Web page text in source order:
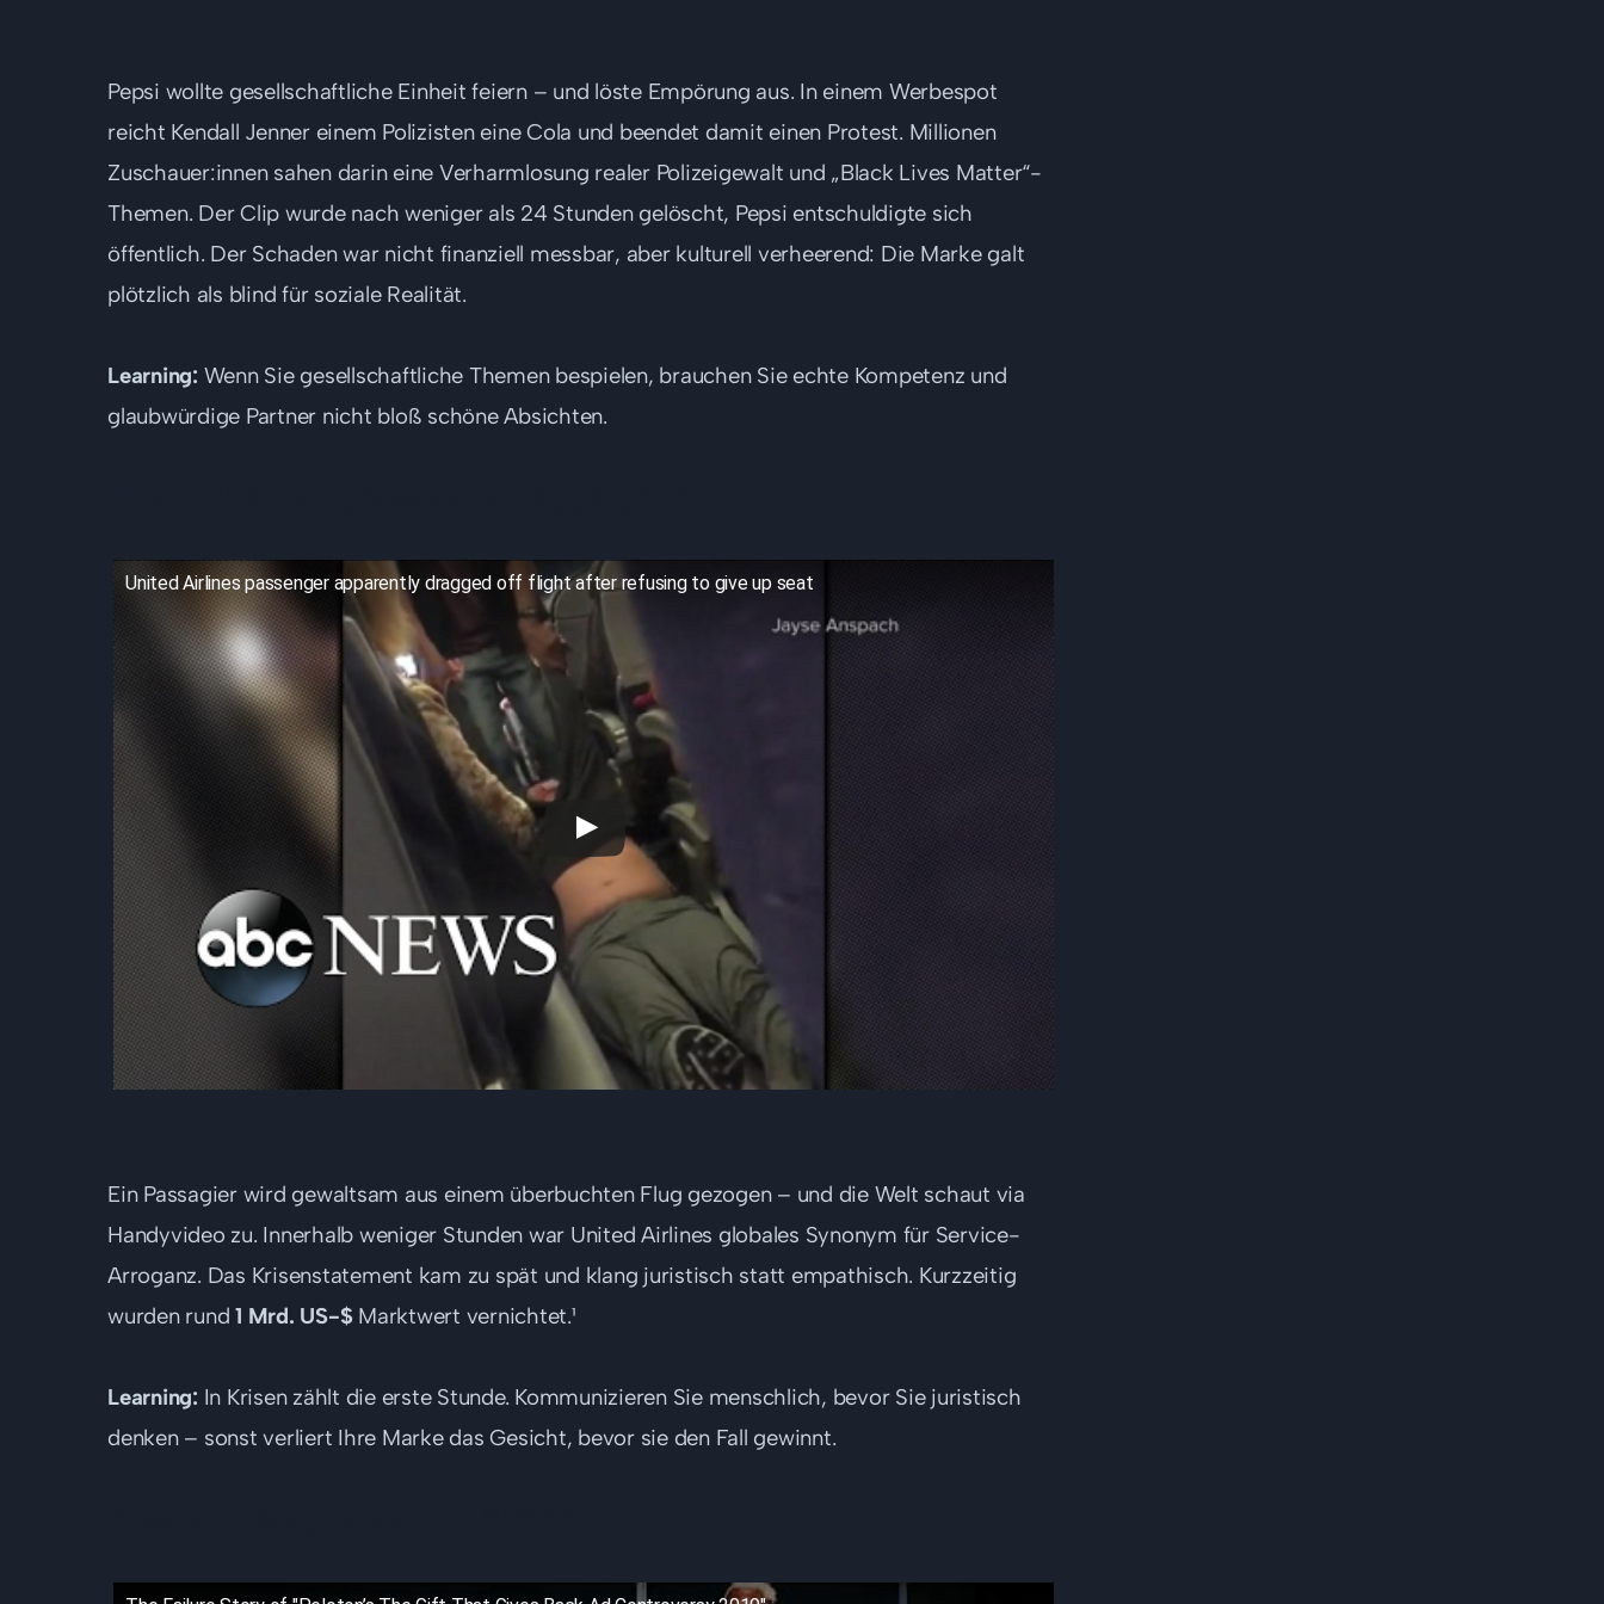
Pepsi wollte gesellschaftliche Einheit feiern – und löste Empörung aus. In einem Werbespot
reicht Kendall Jenner einem Polizisten eine Cola und beendet damit einen Protest. Millionen
Zuschauer:innen sahen darin eine Verharmlosung realer Polizeigewalt und „Black Lives Matter“-
Themen. Der Clip wurde nach weniger als 24 Stunden gelöscht, Pepsi entschuldigte sich
öffentlich. Der Schaden war nicht finanziell messbar, aber kulturell verheerend: Die Marke galt
plötzlich als blind für soziale Realität.
Learning: Wenn Sie gesellschaftliche Themen bespielen, brauchen Sie echte Kompetenz und
glaubwürdige Partner nicht bloß schöne Absichten.
United Airlines passenger apparently dragged off flight after refusing to give up seat
Ein Passagier wird gewaltsam aus einem überbuchten Flug gezogen – und die Welt schaut via
Handyvideo zu. Innerhalb weniger Stunden war United Airlines globales Synonym für Service-
Arroganz. Das Krisenstatement kam zu spät und klang juristisch statt empathisch. Kurzzeitig
wurden rund 1 Mrd. US-$Marktwert vernichtet.¹
Learning: In Krisen zählt die erste Stunde. Kommunizieren Sie menschlich, bevor Sie juristisch
denken – sonst verliert Ihre Marke das Gesicht, bevor sie den Fall gewinnt.